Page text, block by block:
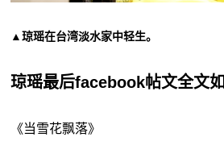
▲琼瑶在台湾淡水家中轻生。
琼瑶最后facebook帖文全文如
《当雪花飘落》